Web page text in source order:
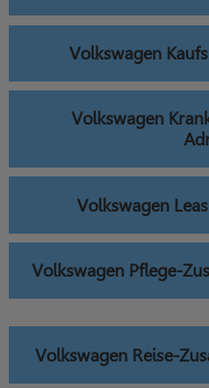
Volkswagen
Volkswagen
Volkswagen
Volkswagen Pflege-
Volkswagen Reise-